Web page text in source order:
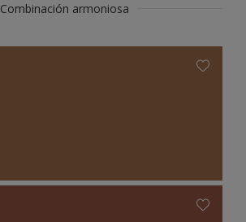
Combinación armoniosa